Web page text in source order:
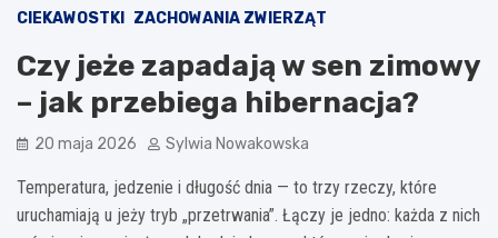
CIEKAWOSTKI ZACHOWANIA ZWIERZĄT
Czy jeże zapadają w sen zimowy
– jak przebiega hibernacja?
20 maja 2026 Sylwia Nowakowska
Temperatura, jedzenie i długość dnia — to trzy rzeczy, które
uruchamiają u jeży tryb „przetrwania”. Łączy je jedno: każda z nich